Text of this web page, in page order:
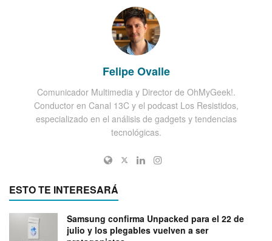
Felipe Ovalle
Comunicador Multimedia y Director de OhMyGeek!.
Conductor en Canal 13C y el podcast Los Resistidos,
especializado en el análisis de gadgets y tendencias
tecnológicas.
ESTO TE INTERESARÁ
Samsung confirma Unpacked para el 22 de
julio y los plegables vuelven a ser